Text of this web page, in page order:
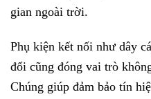
gian ngoài trời.
Phụ kiện kết nối như dây
đổi cũng đóng vai trò
Chúng giúp đảm bảo tín